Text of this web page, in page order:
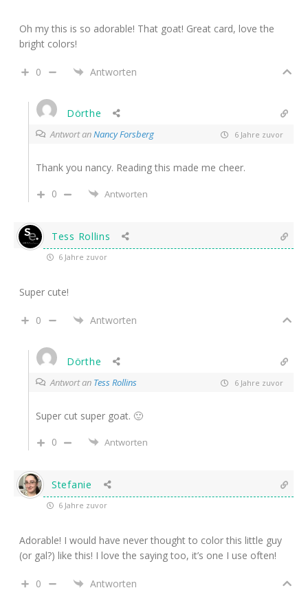
Oh my this is so adorable! That goat! Great card, love the
bright colors!
0 Antworten
Dörthe
Antwort anNancy Forsberg 6 Jahre zuvor
Thank you nancy. Reading this made me cheer.
0
Antworten
Tess Rollins
6 Jahre zuvor
Super cute!
0 Antworten
Dörthe
Antwort an Tess Rollins 6 Jahre zuvor
Super cut super goat. 🙂
0
Antworten
Stefanie
6 Jahre zuvor
Adorable! I would have never thought to color this little guy
(or gal?) like this! I love the saying too, it’s one I use often!
0 Antworten